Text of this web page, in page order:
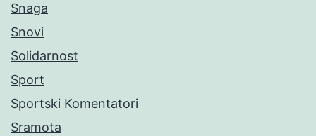
Snaga
Snovi
Solidarnost
Sport
Sportski Komentatori
Sramota